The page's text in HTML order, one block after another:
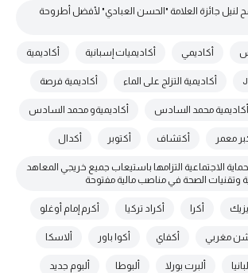
لنيل جائزة العلامة "الحسن العبادي" لأفضل أطروحة
أكاديمي أكاديميات إسبانية أكاديمية
أكاديمية التزلج على الماء أكاديمية فرصة
أكاديمية محمد السادس أكاديميةو محمد السادس
معمر أكتشاف أكتوبر أكدال
الاجتماعية التزامها باستيعاب جميع خريجي المعاهد
وتقنيات الصحة في مناصب مالية مفتوحة
أكرا أكراد تركيا أكرم إمام أوغلو
مغربي أكفاي أكوا باور ألاسكا
ألبانيا ألبرت بورلا ألبوطا ألبوم جديد